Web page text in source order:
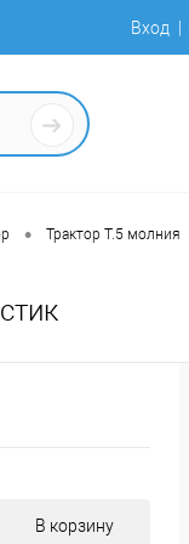
Вход
• Трактор Т.5 молния
В корзину